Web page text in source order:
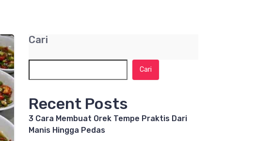
Cari
Cari
Recent Posts
3 Cara Membuat Orek Tempe Praktis Dari
Manis Hingga Pedas